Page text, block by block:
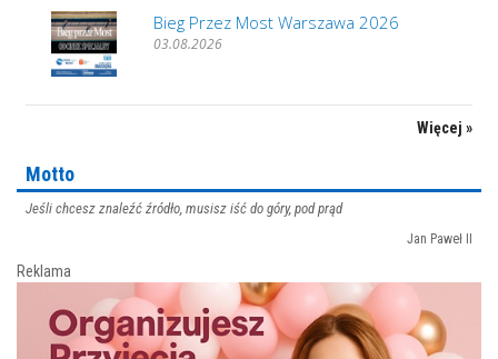
Bieg Przez Most Warszawa 2026
03.08.2026
Więcej »
Motto
Jeśli chcesz znaleźć źródło, musisz iść do góry, pod prąd
Jan Paweł II
Reklama